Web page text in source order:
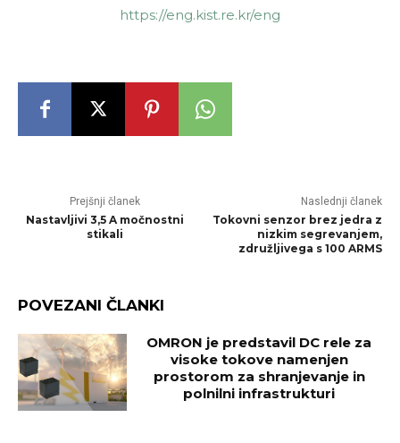
https://eng.kist.re.kr/eng
Prejšnji članek
Nastavljivi 3,5 A močnostni
stikali
Naslednji članek
Tokovni senzor brez jedra z
nizkim segrevanjem,
združljivega s 100 ARMS
POVEZANI ČLANKI
OMRON je predstavil DC rele za
visoke tokove namenjen
prostorom za shranjevanje in
polnilni infrastrukturi